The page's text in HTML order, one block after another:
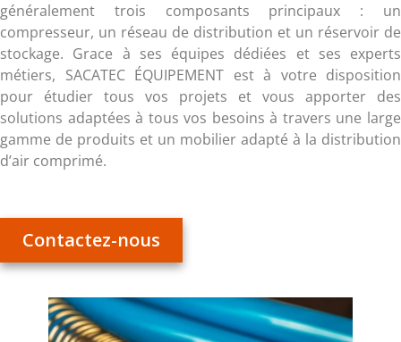
généralement trois composants principaux : un
compresseur, un réseau de distribution et un réservoir de
stockage. Grace à ses équipes dédiées et ses experts
métiers, SACATEC ÉQUIPEMENT est à votre disposition
pour étudier tous vos projets et vous apporter des
solutions adaptées à tous vos besoins à travers une large
gamme de produits et un mobilier adapté à la distribution
d’air comprimé.
Contactez-nous